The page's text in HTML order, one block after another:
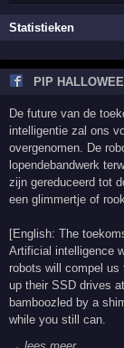
Statistieken
PIP
De future van de
intelligentie zal ons
overgenomen. De
lopendebandwerk
zijn gereduceerd tot
een glimmertje of
[English: The
Artificial intelligence
robots will compel
up their SSD drives
bamboozled by a
while you still can.